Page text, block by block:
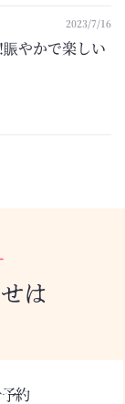
2023/7/16
やかで楽しい
は
約